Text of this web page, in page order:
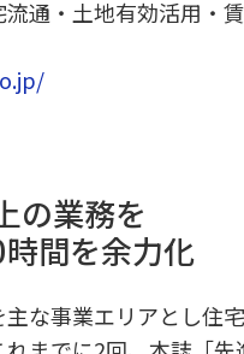
通・土地有効活用・
の業務を
時間を余力化
な事業エリアとし住